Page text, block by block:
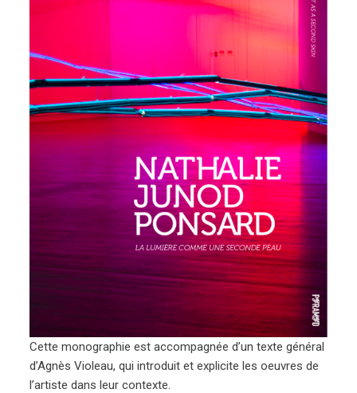
Cette monographie est accompagnée d’un texte général
d’Agnès Violeau, qui introduit et explicite les oeuvres de
l’artiste dans leur contexte.